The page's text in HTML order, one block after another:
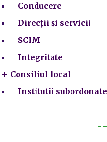
Conducere
Direcții și servicii
SCIM
Integritate
Consiliul local
Institutii subordonate